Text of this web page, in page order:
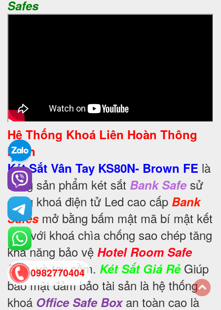
Safes
Hệ Thống Khoá Liên Hoàn Thông
Minh
Két Sắt Vân Tay KS80N- Brown FE là
dòng sản phẩm két sắt Bank Safe sử
dụng khoá điện tử Led cao cấp Bank
Safesmở bằng bấm mật mã bí mật kết
hợp với khoá chìa chống sao chép tăng
khả năng bảo vệ Hotel Room Safe
Box, và tay cầm. Két Sắt Giá RẻGiúp
bảo mật đảm bảo tài sản là hệ thống
khoá Office Safe Boxan toàn cao là
0982770404
back